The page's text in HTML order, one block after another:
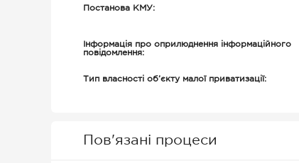
Постанова КМУ:
Інформація про оприлюднення інформаційного
повідомлення:
Тип власності об’єкту малої приватизації:
Пов'язані процеси